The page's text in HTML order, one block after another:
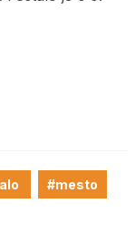
#mesto